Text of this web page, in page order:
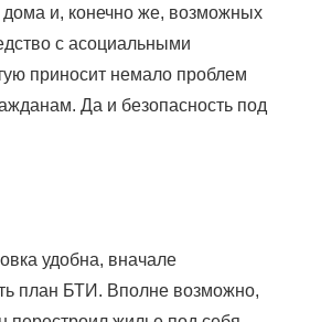
и, конечно же, возможных
с асоциальными
приносит немало проблем
Да и безопасность под
удобна, вначале
план БТИ. Вполне возможно,